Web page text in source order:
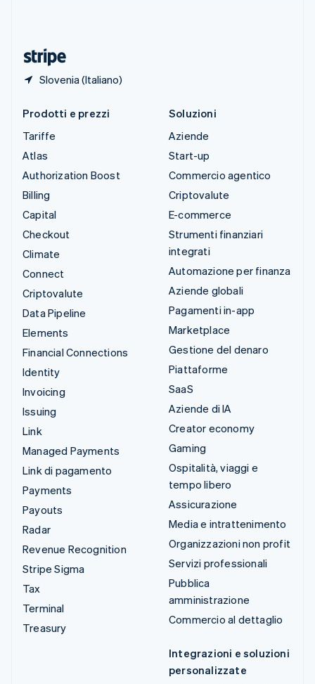
Slovenia (Italiano)
Prodotti e prezzi
Tariffe
Atlas
Authorization Boost
Billing
Capital
Checkout
Climate
Connect
Criptovalute
Data Pipeline
Elements
Financial Connections
Identity
Invoicing
Issuing
Link
Managed Payments
Link di pagamento
Payments
Payouts
Radar
Revenue Recognition
Stripe Sigma
Tax
Terminal
Treasury
Soluzioni
Aziende
Start-up
Commercio agentico
Criptovalute
E-commerce
Strumenti finanziari
integrati
Automazione per finanza
Aziende globali
Pagamenti in-app
Marketplace
Gestione del denaro
Piattaforme
SaaS
Aziende di IA
Creator economy
Gaming
Ospitalità, viaggi e
tempo libero
Assicurazione
Media e intrattenimento
Organizzazioni non profit
Servizi professionali
Pubblica
amministrazione
Commercio al dettaglio
Integrazioni e soluzioni
personalizzate